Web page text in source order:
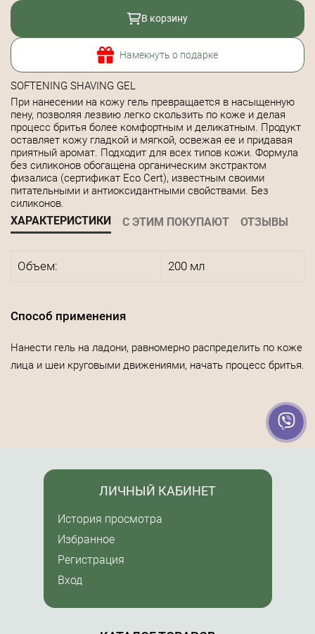
В корзину
Намекнуть о подарке
SOFTENING SHAVING GEL
При нанесении на кожу гель превращается в насыщенную
пену, позволяя лезвию легко скользить по коже и делая
процесс бритья более комфортным и деликатным. Продукт
оставляет кожу гладкой и мягкой, освежая ее и придавая
приятный аромат. Подходит для всех типов кожи. Формула
без силиконов обогащена органическим экстрактом
физалиса (сертификат Eco Cert), известным своими
питательными и антиоксидантными свойствами. Без
силиконов.
ХАРАКТЕРИСТИКИ С ЭТИМ ПОКУПАЮТ ОТЗЫВЫ
Объем: 200 мл
Способ применения
Нанести гель на ладони, равномерно распределить по коже
лица и шеи круговыми движениями, начать процесс бритья.
ЛИЧНЫЙ КАБИНЕТ
История просмотра
Избранное
Регистрация
Вход